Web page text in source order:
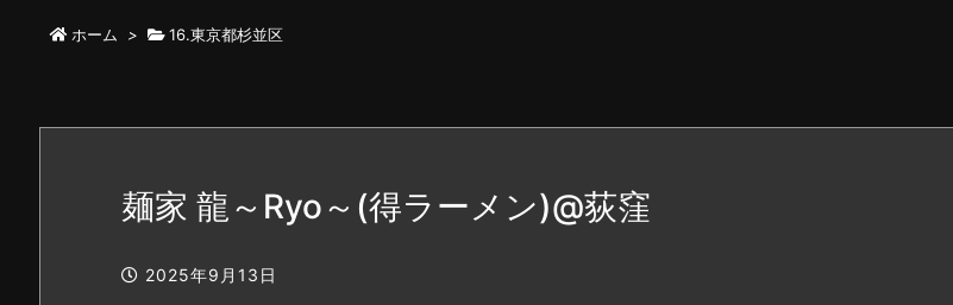
ホーム > 16.東京都杉並区
麺家 龍～Ryo～(得ラーメン)@荻窪
2025年9月13日